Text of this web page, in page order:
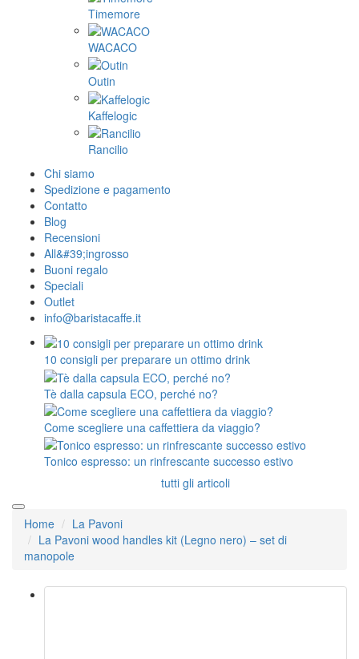
Timemore
WACACO
Outin
Kaffelogic
Rancilio
Chi siamo
Spedizione e pagamento
Contatto
Blog
Recensioni
All&#39;ingrosso
Buoni regalo
Speciali
Outlet
info@baristacaffe.it
10 consigli per preparare un ottimo drink
Tè dalla capsula ECO, perché no?
Come scegliere una caffettiera da viaggio?
Tonico espresso: un rinfrescante successo estivo
tutti gli articoli
Home
La Pavoni
La Pavoni wood handles kit (Legno nero) – set di
manopole